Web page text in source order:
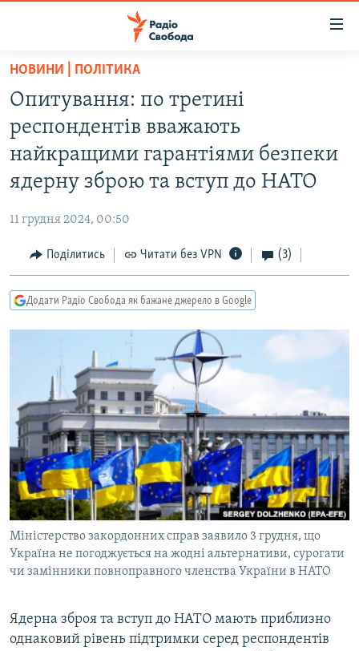
Перейти
основного
матеріалу
Перейти
до
основної
Перейти
пошуку
ВСЕ ЗА ДОБУ
СТАТТІ
СУСПІЛЬСТВО
КУЛЬТУРА
СПОРТ
ДОНБАС.РЕАЛІЇ
КРИМ.РЕАЛІЇ
ТИ ЯК?
МУЛЬТИМЕДІА
ФОТО
СПЕЦПРОЄКТИ
ПОДКАСТИ
КРИМ РЕАЛІЇ
РУС
УКР
ДОЛУЧАЙСЯ!
НОВИНИ | ПОЛІТИКА
Опитування: по третині
респондентів вважають
найкращими гарантіями безпеки
ядерну зброю та вступ до НАТО
11 грудня 2024, 00:50
Поділитись Читати без VPN (3)
Додати Радіо Свобода як бажане джерело в Google
Міністерство закордонних справ заявило 3 грудня, що
Україна не погоджується на жодні альтернативи, сурогати
чи замінники повноправного членства України в НАТО
Ядерна зброя та вступ до НАТО мають приблизно
однаковий рівень підтримки серед респондентів